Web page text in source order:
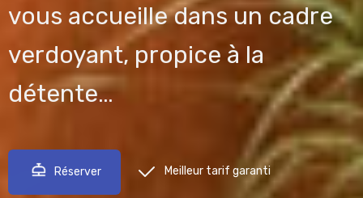
vous accueille dans un cadre
verdoyant, propice à la
détente…
Réserver Meilleur tarif garanti